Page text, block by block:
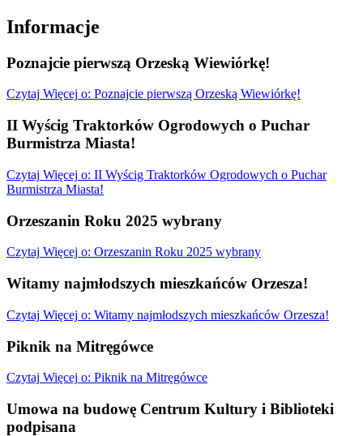
Informacje
Poznajcie pierwszą Orzeską Wiewiórkę!
Czytaj Więcej o: Poznajcie pierwszą Orzeską Wiewiórkę!
II Wyścig Traktorków Ogrodowych o Puchar
Burmistrza Miasta!
Czytaj Więcej o: II Wyścig Traktorków Ogrodowych o Puchar
Burmistrza Miasta!
Orzeszanin Roku 2025 wybrany
Czytaj Więcej o: Orzeszanin Roku 2025 wybrany
Witamy najmłodszych mieszkańców Orzesza!
Czytaj Więcej o: Witamy najmłodszych mieszkańców Orzesza!
Piknik na Mitręgówce
Czytaj Więcej o: Piknik na Mitręgówce
Umowa na budowę Centrum Kultury i Biblioteki
podpisana